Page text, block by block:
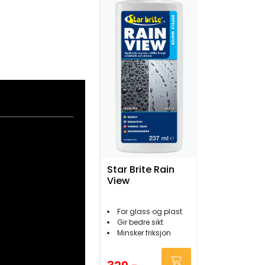
Star Brite Rain
View
For glass og plast
Gir bedre sikt
Minsker friksjon